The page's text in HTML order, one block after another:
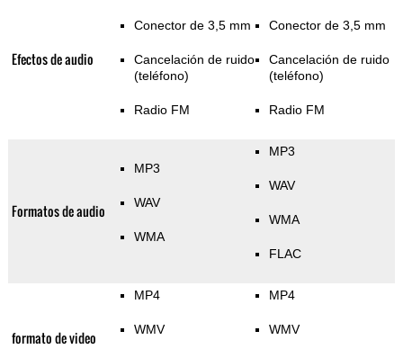
Efectos de audio
Conector de 3,5 mm
Cancelación de ruido
(teléfono)
Radio FM
Conector de 3,5 mm
Cancelación de ruido
(teléfono)
Radio FM
Formatos de audio
MP3
WAV
WMA
MP3
WAV
WMA
FLAC
formato de video
MP4
WMV
MP4
WMV